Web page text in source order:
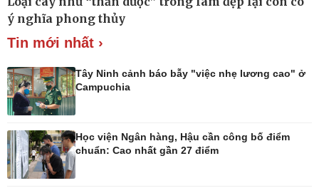
Xe máy
Tư vấn
ý nghĩa phong thủy
Tin mới nhất ›
Tây Ninh cảnh báo bẫy "việc nhẹ lương cao" ở
Campuchia
Học viện Ngân hàng, Hậu cần công bố điểm
chuẩn: Cao nhất gần 27 điểm